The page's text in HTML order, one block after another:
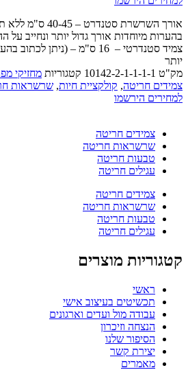
אורך השרשרת
בהערות מיוחדות אורך גדול יותר ונחייב
צמיד סטנדרטי – 16 ס"מ – (ניתן
יותר
מק"ט 10142-2-1-1-1-1 קטגוריות מחזיקי
צמידים חריטה, קולקציית חיות, שרשראות
למחירים הירשמו
צמידים חריטה
שרשראות חריטה
טבעות חריטה
עגילים חריטה
צמידים חריטה
שרשראות חריטה
טבעות חריטה
עגילים חריטה
קטגוריות מוצרים
ראשי
תכשיטים בעיצוב אישי
עבודה מול ועדים וארגונים
הנצחה וזיכרון
הסיפור שלנו
יצירת קשר
מאמרים